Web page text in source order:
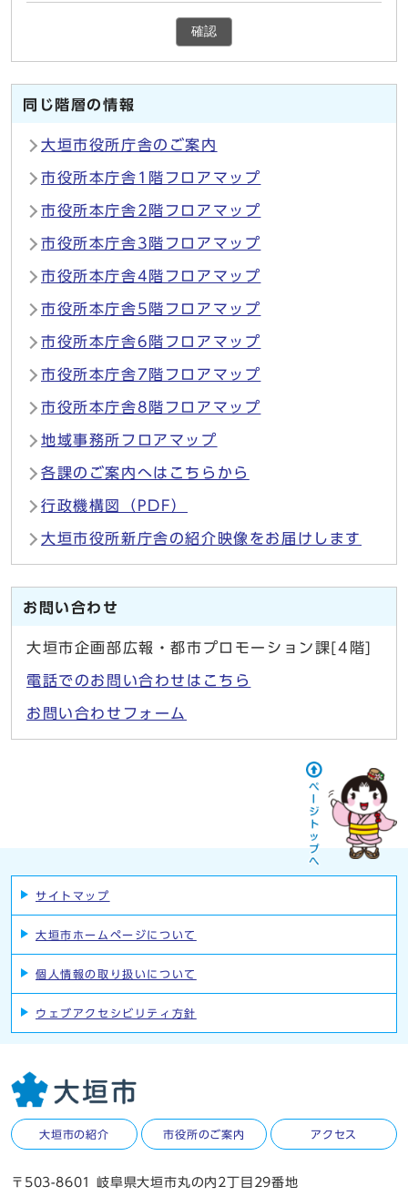
確認
同じ階層の情報
大垣市役所庁舎のご案内
市役所本庁舎1階フロアマップ
市役所本庁舎2階フロアマップ
市役所本庁舎3階フロアマップ
市役所本庁舎4階フロアマップ
市役所本庁舎5階フロアマップ
市役所本庁舎6階フロアマップ
市役所本庁舎7階フロアマップ
市役所本庁舎8階フロアマップ
地域事務所フロアマップ
各課のご案内へはこちらから
行政機構図（PDF）
大垣市役所新庁舎の紹介映像をお届けします
お問い合わせ
大垣市企画部広報・都市プロモーション課[4階]
電話でのお問い合わせはこちら
お問い合わせフォーム
サイトマップ
大垣市ホームページについて
個人情報の取り扱いについて
ウェブアクセシビリティ方針
大垣市の紹介 市役所のご案内 アクセス
〒503-8601 岐阜県大垣市丸の内2丁目29番地